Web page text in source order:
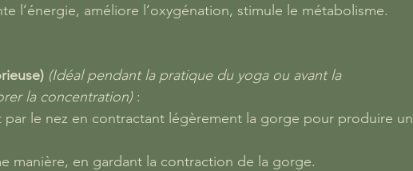
l’énergie, améliore l’oxygénation, stimule le métabolisme.
(Idéal pendant la pratique du yoga ou avant la
la concentration) :
par le nez en contractant légèrement la gorge pour produire un
manière, en gardant la contraction de la gorge.